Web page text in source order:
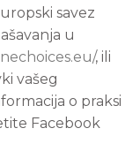
savez
u
, ili
vašeg
o praksi
Facebook